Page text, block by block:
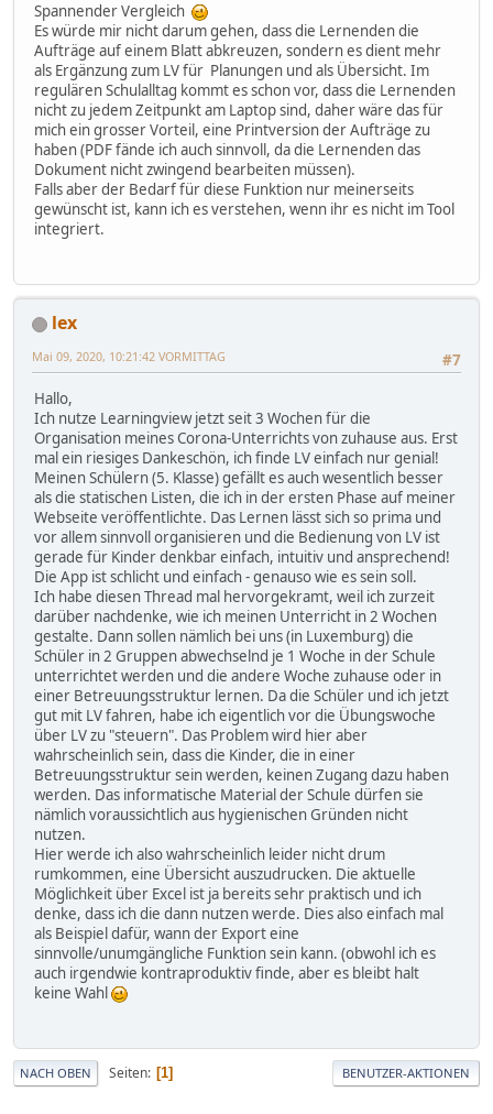
Spannender Vergleich
Es würde mir nicht darum gehen, dass die Lernenden die
Aufträge auf einem Blatt abkreuzen, sondern es dient mehr
als Ergänzung zum LV für Planungen und als Übersicht. Im
regulären Schulalltag kommt es schon vor, dass die Lernenden
nicht zu jedem Zeitpunkt am Laptop sind, daher wäre das für
mich ein grosser Vorteil, eine Printversion der Aufträge zu
haben (PDF fände ich auch sinnvoll, da die Lernenden das
Dokument nicht zwingend bearbeiten müssen).
Falls aber der Bedarf für diese Funktion nur meinerseits
gewünscht ist, kann ich es verstehen, wenn ihr es nicht im Tool
integriert.
lex
#7
Mai 09, 2020, 10:21:42 VORMITTAG
Hallo,
Ich nutze Learningview jetzt seit 3 Wochen für die
Organisation meines Corona-Unterrichts von zuhause aus. Erst
mal ein riesiges Dankeschön, ich finde LV einfach nur genial!
Meinen Schülern (5. Klasse) gefällt es auch wesentlich besser
als die statischen Listen, die ich in der ersten Phase auf meiner
Webseite veröffentlichte. Das Lernen lässt sich so prima und
vor allem sinnvoll organisieren und die Bedienung von LV ist
gerade für Kinder denkbar einfach, intuitiv und ansprechend!
Die App ist schlicht und einfach - genauso wie es sein soll.
Ich habe diesen Thread mal hervorgekramt, weil ich zurzeit
darüber nachdenke, wie ich meinen Unterricht in 2 Wochen
gestalte. Dann sollen nämlich bei uns (in Luxemburg) die
Schüler in 2 Gruppen abwechselnd je 1 Woche in der Schule
unterrichtet werden und die andere Woche zuhause oder in
einer Betreuungsstruktur lernen. Da die Schüler und ich jetzt
gut mit LV fahren, habe ich eigentlich vor die Übungswoche
über LV zu "steuern". Das Problem wird hier aber
wahrscheinlich sein, dass die Kinder, die in einer
Betreuungsstruktur sein werden, keinen Zugang dazu haben
werden. Das informatische Material der Schule dürfen sie
nämlich voraussichtlich aus hygienischen Gründen nicht
nutzen.
Hier werde ich also wahrscheinlich leider nicht drum
rumkommen, eine Übersicht auszudrucken. Die aktuelle
Möglichkeit über Excel ist ja bereits sehr praktisch und ich
denke, dass ich die dann nutzen werde. Dies also einfach mal
als Beispiel dafür, wann der Export eine
sinnvolle/unumgängliche Funktion sein kann. (obwohl ich es
auch irgendwie kontraproduktiv finde, aber es bleibt halt
keine Wahl
NACH OBEN Seiten 1 BENUTZER-AKTIONEN